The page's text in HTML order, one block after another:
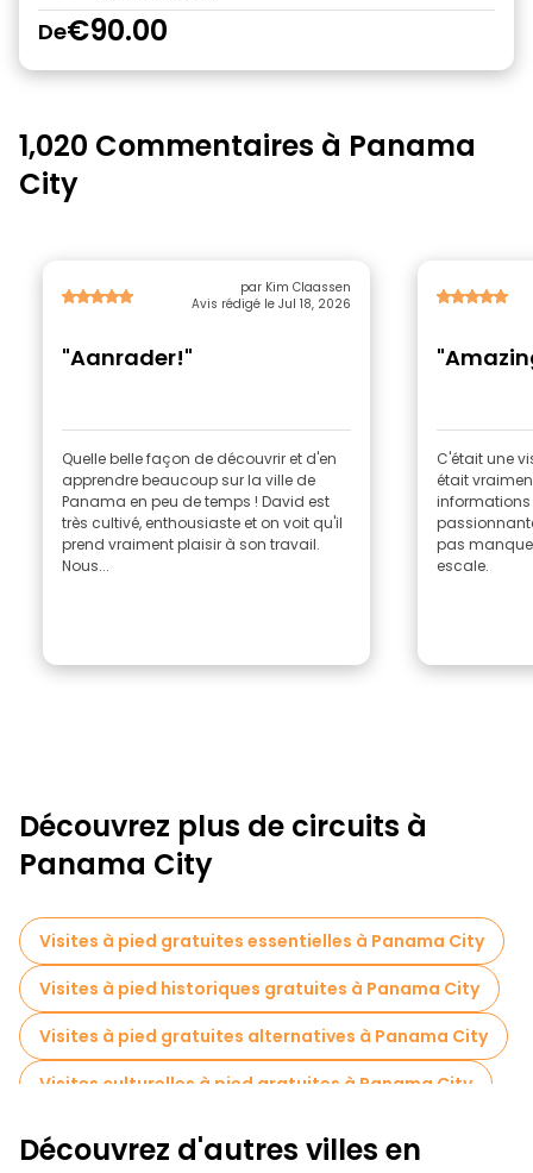
De€90.00
1,020 Commentaires à Panama
City
par Kim Claassen
Avis rédigé le Jul 18, 2026
"Aanrader!"
Quelle belle façon de découvrir et d'en
apprendre beaucoup sur la ville de
Panama en peu de temps ! David est
très cultivé, enthousiaste et on voit qu'il
prend vraiment plaisir à son travail.
Nous...
C'était une
était
informations
pas
escale.
Découvrez plus de circuits à
Panama City
Visites à pied gratuites essentielles à Panama City
Visites à pied historiques gratuites à Panama City
Visites à pied gratuites alternatives à Panama City
Visites culturelles à pied gratuites à Panama City
Découvrez d'autres villes en